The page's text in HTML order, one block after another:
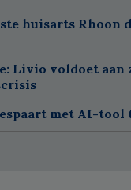
huisarts Rhoon
Livio voldoet aan
met AI-